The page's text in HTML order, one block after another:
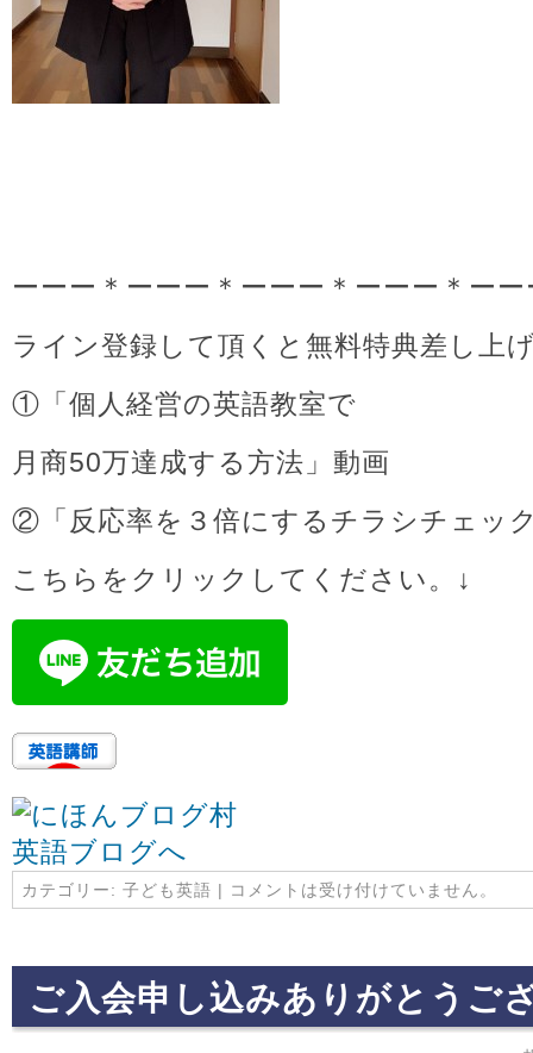
ーーー＊ーーー＊ーーー＊ーーー＊ーー
ライン登録して頂くと無料特典差し上
①「個人経営の英語教室で
月商50万達成する方法」動画
②「反応率を３倍にするチラシチェッ
こちらをクリックしてください。↓
カテゴリー: 子ども英語 | コメントは受け付けていません。
ご入会申し込みありがとうご